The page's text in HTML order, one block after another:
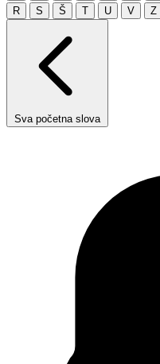
R
S Š T U V Z
Sva početna slova